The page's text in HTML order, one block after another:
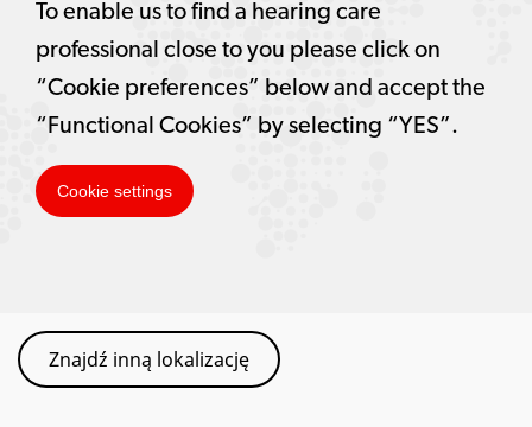
Znajdź inną lokalizację
To enable us to find a hearing care
professional close to you please click on
“Cookie preferences” below and accept the
“Functional Cookies” by selecting “YES”.
Cookie settings